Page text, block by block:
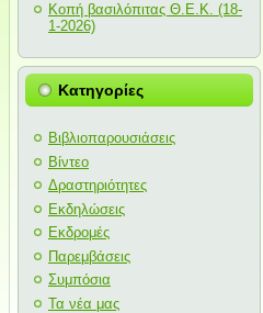
Κοπή βασιλόπιτας Θ.Ε.Κ. (18-
1-2026)
Κατηγορίες
Βιβλιοπαρουσιάσεις
Βίντεο
Δραστηριότητες
Εκδηλώσεις
Εκδρομές
Παρεμβάσεις
Συμπόσια
Τα νέα μας